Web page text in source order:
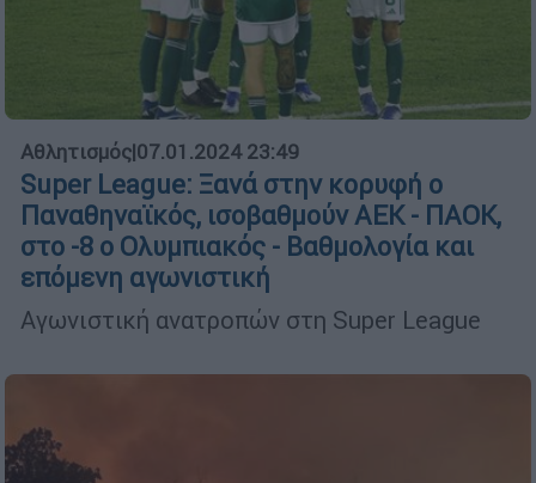
Αθλητισμός|07.01.2024 23:49
Super League: Ξανά στην κορυφή ο
Παναθηναϊκός, ισοβαθμούν ΑΕΚ - ΠΑΟΚ,
στο -8 ο Ολυμπιακός - Βαθμολογία και
επόμενη αγωνιστική
Αγωνιστική ανατροπών στη Super League